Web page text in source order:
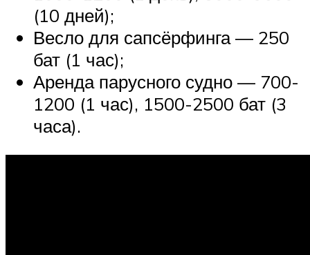
(10 дней);
Весло для сапсёрфинга — 250
бат (1 час);
Аренда парусного судно — 700-
1200 (1 час), 1500-2500 бат (3
часа).